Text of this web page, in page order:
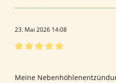
23. Mai 2026 14:08
Meine